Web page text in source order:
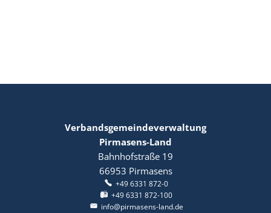
Verbandsgemeindeverwaltung
Pirmasens-Land
Bahnhofstraße 19
66953 Pirmasens
+49 6331 872-0
+49 6331 872-100
info@pirmasens-land.de